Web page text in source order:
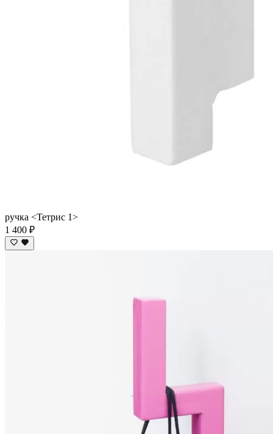
ручка <Тетрис 1>
1 400 ₽